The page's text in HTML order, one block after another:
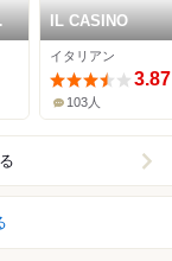
IL CASINO
イタリアン
3.87
103人